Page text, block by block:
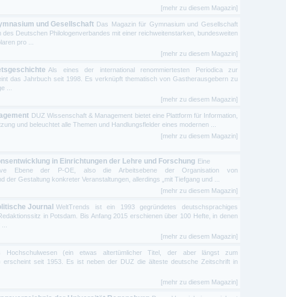
[mehr zu diesem Magazin]
und Gesellschaft Das Magazin für Gymnasium und Gesellschaft
des Deutschen Philologenverbandes mit einer reichweitenstarken, bundesweiten
pro ...
[mehr zu diesem Magazin]
Als eines der international renommiertesten Periodica zur
das Jahrbuch seit 1998. Es verknüpft thematisch von Gastherausgebern zu
...
[mehr zu diesem Magazin]
DUZ Wissenschaft & Management bietet eine Plattform für Information,
und beleuchtet alle Themen und Handlungsflelder eines modernen ...
[mehr zu diesem Magazin]
in Einrichtungen der Lehre und Forschung Eine
Ebene der P-OE, also die Arbeitsebene der Organisation von
der Gestaltung konkreter Veranstaltungen, allerdings „mit Tiefgang und ...
[mehr zu diesem Magazin]
Journal WeltTrends ist ein 1993 gegründetes deutschsprachiges
in Potsdam. Bis Anfang 2015 erschienen über 100 Hefte, in denen
[mehr zu diesem Magazin]
Hochschulwesen (ein etwas altertümlicher Titel, der aber längst zum
erscheint seit 1953. Es ist neben der DUZ die älteste deutsche Zeitschrift in
[mehr zu diesem Magazin]